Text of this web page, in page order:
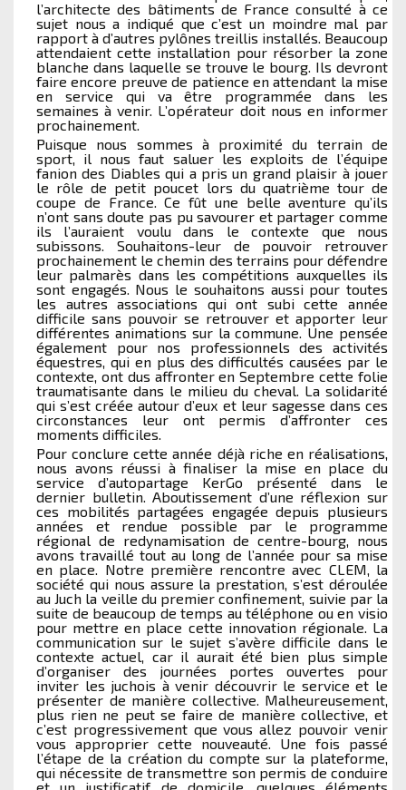
l’architecte des bâtiments de France consulté à ce
sujet nous a indiqué que c’est un moindre mal par
rapport à d’autres pylônes treillis installés. Beaucoup
attendaient cette installation pour résorber la zone
blanche dans laquelle se trouve le bourg. Ils devront
faire encore preuve de patience en attendant la mise
en service qui va être programmée dans les
semaines à venir. L’opérateur doit nous en informer
prochainement.
Puisque nous sommes à proximité du terrain de
sport, il nous faut saluer les exploits de l’équipe
fanion des Diables qui a pris un grand plaisir à jouer
le rôle de petit poucet lors du quatrième tour de
coupe de France. Ce fût une belle aventure qu’ils
n’ont sans doute pas pu savourer et partager comme
ils l’auraient voulu dans le contexte que nous
subissons. Souhaitons-leur de pouvoir retrouver
prochainement le chemin des terrains pour défendre
leur palmarès dans les compétitions auxquelles ils
sont engagés. Nous le souhaitons aussi pour toutes
les autres associations qui ont subi cette année
difficile sans pouvoir se retrouver et apporter leur
différentes animations sur la commune. Une pensée
également pour nos professionnels des activités
équestres, qui en plus des difficultés causées par le
contexte, ont dus affronter en Septembre cette folie
traumatisante dans le milieu du cheval. La solidarité
qui s’est créée autour d’eux et leur sagesse dans ces
circonstances leur ont permis d’affronter ces
moments difficiles.
Pour conclure cette année déjà riche en réalisations,
nous avons réussi à finaliser la mise en place du
service d’autopartage KerGo présenté dans le
dernier bulletin. Aboutissement d’une réflexion sur
ces mobilités partagées engagée depuis plusieurs
années et rendue possible par le programme
régional de redynamisation de centre-bourg, nous
avons travaillé tout au long de l’année pour sa mise
en place. Notre première rencontre avec CLEM, la
société qui nous assure la prestation, s’est déroulée
au Juch la veille du premier confinement, suivie par la
suite de beaucoup de temps au téléphone ou en visio
pour mettre en place cette innovation régionale. La
communication sur le sujet s’avère difficile dans le
contexte actuel, car il aurait été bien plus simple
d’organiser des journées portes ouvertes pour
inviter les juchois à venir découvrir le service et le
présenter de manière collective. Malheureusement,
plus rien ne peut se faire de manière collective, et
c’est progressivement que vous allez pouvoir venir
vous approprier cette nouveauté. Une fois passé
l’étape de la création du compte sur la plateforme,
qui nécessite de transmettre son permis de conduire
et un justificatif de domicile, quelques éléments